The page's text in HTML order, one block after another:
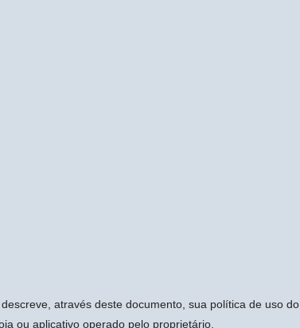
através deste documento, sua política de uso do
ou aplicativo operado pelo proprietário.